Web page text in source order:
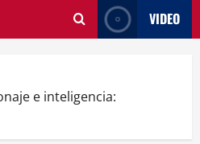
VIDEO
e inteligencia: